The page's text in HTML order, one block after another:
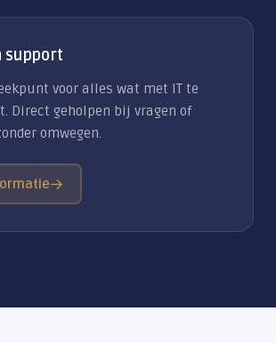
support
voor alles wat met IT te
Direct geholpen bij vragen of
omwegen.